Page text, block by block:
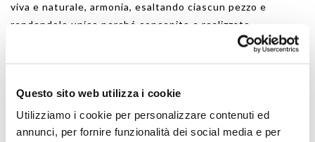
Questo sito web utilizza i cookie
Utilizziamo i cookie per personalizzare contenuti ed
annunci, per fornire funzionalità dei social media e per
viva e naturale, armonia, esaltando ciascun pezzo e
rendendolo unico perché concepito e realizzato